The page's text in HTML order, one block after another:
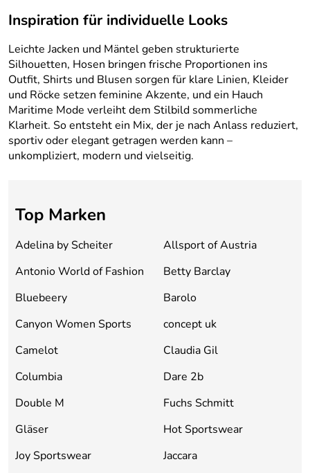
Inspiration für individuelle Looks
Leichte Jacken und Mäntel geben strukturierte
Silhouetten, Hosen bringen frische Proportionen ins
Outfit, Shirts und Blusen sorgen für klare Linien, Kleider
und Röcke setzen feminine Akzente, und ein Hauch
Maritime Mode verleiht dem Stilbild sommerliche
Klarheit. So entsteht ein Mix, der je nach Anlass reduziert,
sportiv oder elegant getragen werden kann –
unkompliziert, modern und vielseitig.
Top Marken
Adelina by Scheiter
Allsport of Austria
Antonio World of Fashion
Betty Barclay
Bluebeery
Barolo
Canyon Women Sports
concept uk
Camelot
Claudia Gil
Columbia
Dare 2b
Double M
Fuchs Schmitt
Gläser
Hot Sportswear
Joy Sportswear
Jaccara